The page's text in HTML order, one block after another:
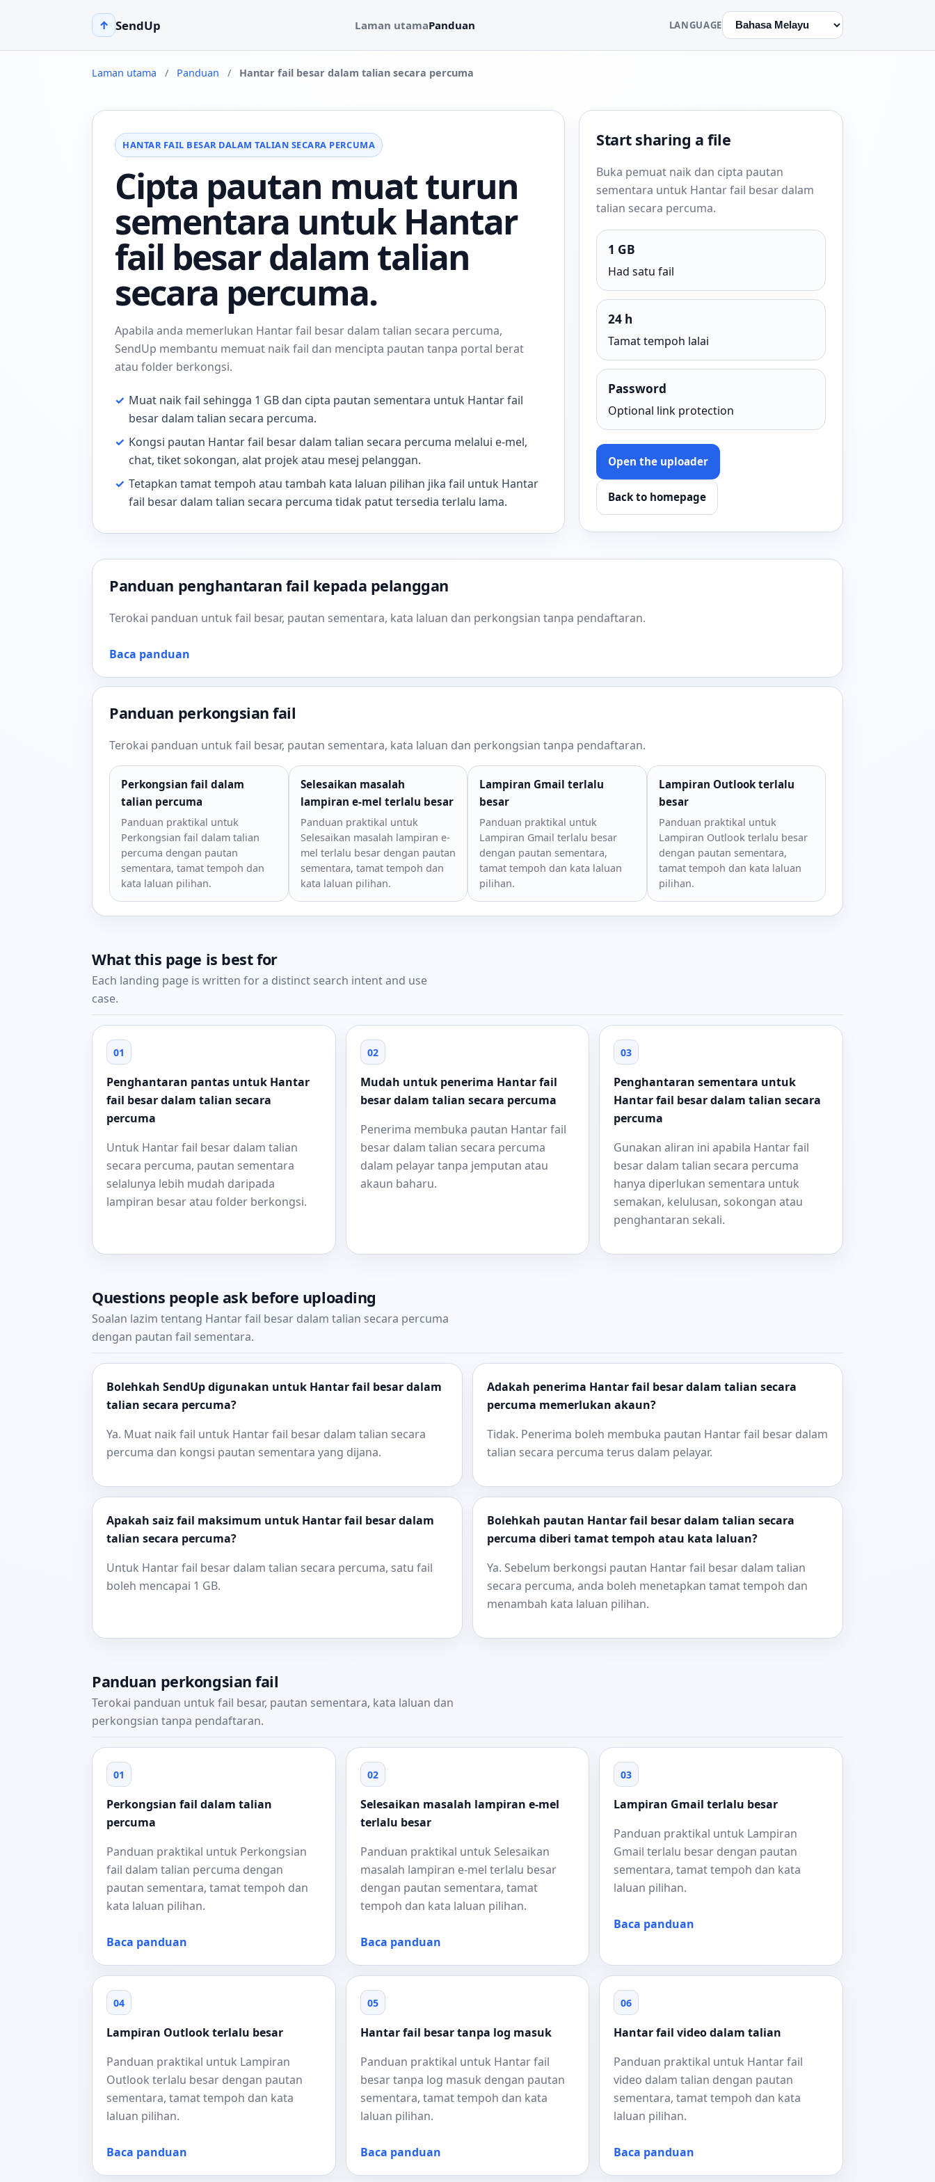
↑ SendUp Laman utamaPanduan LANGUAGE
Laman utama / Panduan / Hantar fail besar dalam talian secara percuma
HANTAR FAIL BESAR DALAM TALIAN SECARA PERCUMA
Cipta pautan muat turun
sementara untuk Hantar
fail besar dalam talian
secara percuma.
Apabila anda memerlukan Hantar fail besar dalam talian secara percuma,
SendUp membantu memuat naik fail dan mencipta pautan tanpa portal berat
atau folder berkongsi.
✓ Muat naik fail sehingga 1 GB dan cipta pautan sementara untuk Hantar fail
besar dalam talian secara percuma.
✓ Kongsi pautan Hantar fail besar dalam talian secara percuma melalui e-mel,
chat, tiket sokongan, alat projek atau mesej pelanggan.
✓ Tetapkan tamat tempoh atau tambah kata laluan pilihan jika fail untuk Hantar
fail besar dalam talian secara percuma tidak patut tersedia terlalu lama.
Start sharing a file
Buka pemuat naik dan cipta pautan
sementara untuk Hantar fail besar dalam
talian secara percuma.
1 GB
Had satu fail
24 h
Tamat tempoh lalai
Password
Optional link protection
Open the uploader
Back to homepage
Panduan penghantaran fail kepada pelanggan
Terokai panduan untuk fail besar, pautan sementara, kata laluan dan perkongsian tanpa pendaftaran.
Baca panduan
Panduan perkongsian fail
Terokai panduan untuk fail besar, pautan sementara, kata laluan dan perkongsian tanpa pendaftaran.
Perkongsian fail dalam
talian percuma
Panduan praktikal untuk
Perkongsian fail dalam talian
percuma dengan pautan
sementara, tamat tempoh dan
kata laluan pilihan.
Selesaikan masalah
lampiran e-mel terlalu besar
Panduan praktikal untuk
Selesaikan masalah lampiran e-
mel terlalu besar dengan pautan
sementara, tamat tempoh dan
kata laluan pilihan.
Lampiran Gmail terlalu
besar
Panduan praktikal untuk
Lampiran Gmail terlalu besar
dengan pautan sementara,
tamat tempoh dan kata laluan
pilihan.
Lampiran Outlook terlalu
besar
Panduan praktikal untuk
Lampiran Outlook terlalu besar
dengan pautan sementara,
tamat tempoh dan kata laluan
pilihan.
What this page is best for
Each landing page is written for a distinct search intent and use
case.
01
Penghantaran pantas untuk Hantar
fail besar dalam talian secara
percuma
Untuk Hantar fail besar dalam talian
secara percuma, pautan sementara
selalunya lebih mudah daripada
lampiran besar atau folder berkongsi.
02
Mudah untuk penerima Hantar fail
besar dalam talian secara percuma
Penerima membuka pautan Hantar fail
besar dalam talian secara percuma
dalam pelayar tanpa jemputan atau
akaun baharu.
03
Penghantaran sementara untuk
Hantar fail besar dalam talian secara
percuma
Gunakan aliran ini apabila Hantar fail
besar dalam talian secara percuma
hanya diperlukan sementara untuk
semakan, kelulusan, sokongan atau
penghantaran sekali.
Questions people ask before uploading
Soalan lazim tentang Hantar fail besar dalam talian secara percuma
dengan pautan fail sementara.
Bolehkah SendUp digunakan untuk Hantar fail besar dalam
talian secara percuma?
Ya. Muat naik fail untuk Hantar fail besar dalam talian secara
percuma dan kongsi pautan sementara yang dijana.
Adakah penerima Hantar fail besar dalam talian secara
percuma memerlukan akaun?
Tidak. Penerima boleh membuka pautan Hantar fail besar dalam
talian secara percuma terus dalam pelayar.
Apakah saiz fail maksimum untuk Hantar fail besar dalam
talian secara percuma?
Untuk Hantar fail besar dalam talian secara percuma, satu fail
boleh mencapai 1 GB.
Bolehkah pautan Hantar fail besar dalam talian secara
percuma diberi tamat tempoh atau kata laluan?
Ya. Sebelum berkongsi pautan Hantar fail besar dalam talian
secara percuma, anda boleh menetapkan tamat tempoh dan
menambah kata laluan pilihan.
Panduan perkongsian fail
Terokai panduan untuk fail besar, pautan sementara, kata laluan dan
perkongsian tanpa pendaftaran.
01
Perkongsian fail dalam talian
percuma
Panduan praktikal untuk Perkongsian
fail dalam talian percuma dengan
pautan sementara, tamat tempoh dan
kata laluan pilihan.
Baca panduan
02
Selesaikan masalah lampiran e-mel
terlalu besar
Panduan praktikal untuk Selesaikan
masalah lampiran e-mel terlalu besar
dengan pautan sementara, tamat
tempoh dan kata laluan pilihan.
Baca panduan
03
Lampiran Gmail terlalu besar
Panduan praktikal untuk Lampiran
Gmail terlalu besar dengan pautan
sementara, tamat tempoh dan kata
laluan pilihan.
Baca panduan
04
Lampiran Outlook terlalu besar
Panduan praktikal untuk Lampiran
Outlook terlalu besar dengan pautan
sementara, tamat tempoh dan kata
laluan pilihan.
Baca panduan
05
Hantar fail besar tanpa log masuk
Panduan praktikal untuk Hantar fail
besar tanpa log masuk dengan pautan
sementara, tamat tempoh dan kata
laluan pilihan.
Baca panduan
06
Hantar fail video dalam talian
Panduan praktikal untuk Hantar fail
video dalam talian dengan pautan
sementara, tamat tempoh dan kata
laluan pilihan.
Baca panduan